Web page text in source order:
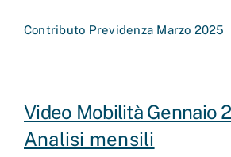
Contributo Previdenza Marzo 2025
Video Mobilità Gennaio
Analisi mensili